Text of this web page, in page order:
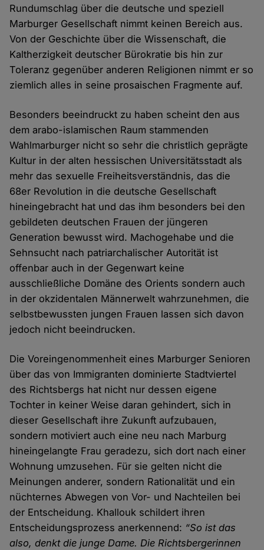
Rundumschlag über die deutsche und speziell
Marburger Gesellschaft nimmt keinen Bereich aus.
Von der Geschichte über die Wissenschaft, die
Kaltherzigkeit deutscher Bürokratie bis hin zur
Toleranz gegenüber anderen Religionen nimmt er so
ziemlich alles in seine prosaischen Fragmente auf.
Besonders beeindruckt zu haben scheint den aus
dem arabo-islamischen Raum stammenden
Wahlmarburger nicht so sehr die christlich geprägte
Kultur in der alten hessischen Universitätsstadt als
mehr das sexuelle Freiheitsverständnis, das die
68er Revolution in die deutsche Gesellschaft
hineingebracht hat und das ihm besonders bei den
gebildeten deutschen Frauen der jüngeren
Generation bewusst wird. Machogehabe und die
Sehnsucht nach patriarchalischer Autorität ist
offenbar auch in der Gegenwart keine
ausschließliche Domäne des Orients sondern auch
in der okzidentalen Männerwelt wahrzunehmen, die
selbstbewussten jungen Frauen lassen sich davon
jedoch nicht beeindrucken.
Die Voreingenommenheit eines Marburger Senioren
über das von Immigranten dominierte Stadtviertel
des Richtsbergs hat nicht nur dessen eigene
Tochter in keiner Weise daran gehindert, sich in
dieser Gesellschaft ihre Zukunft aufzubauen,
sondern motiviert auch eine neu nach Marburg
hineingelangte Frau geradezu, sich dort nach einer
Wohnung umzusehen. Für sie gelten nicht die
Meinungen anderer, sondern Rationalität und ein
nüchternes Abwegen von Vor- und Nachteilen bei
der Entscheidung. Khallouk schildert ihren
Entscheidungsprozess anerkennend: “So ist das
also, denkt die junge Dame. Die Richtsbergerinnen